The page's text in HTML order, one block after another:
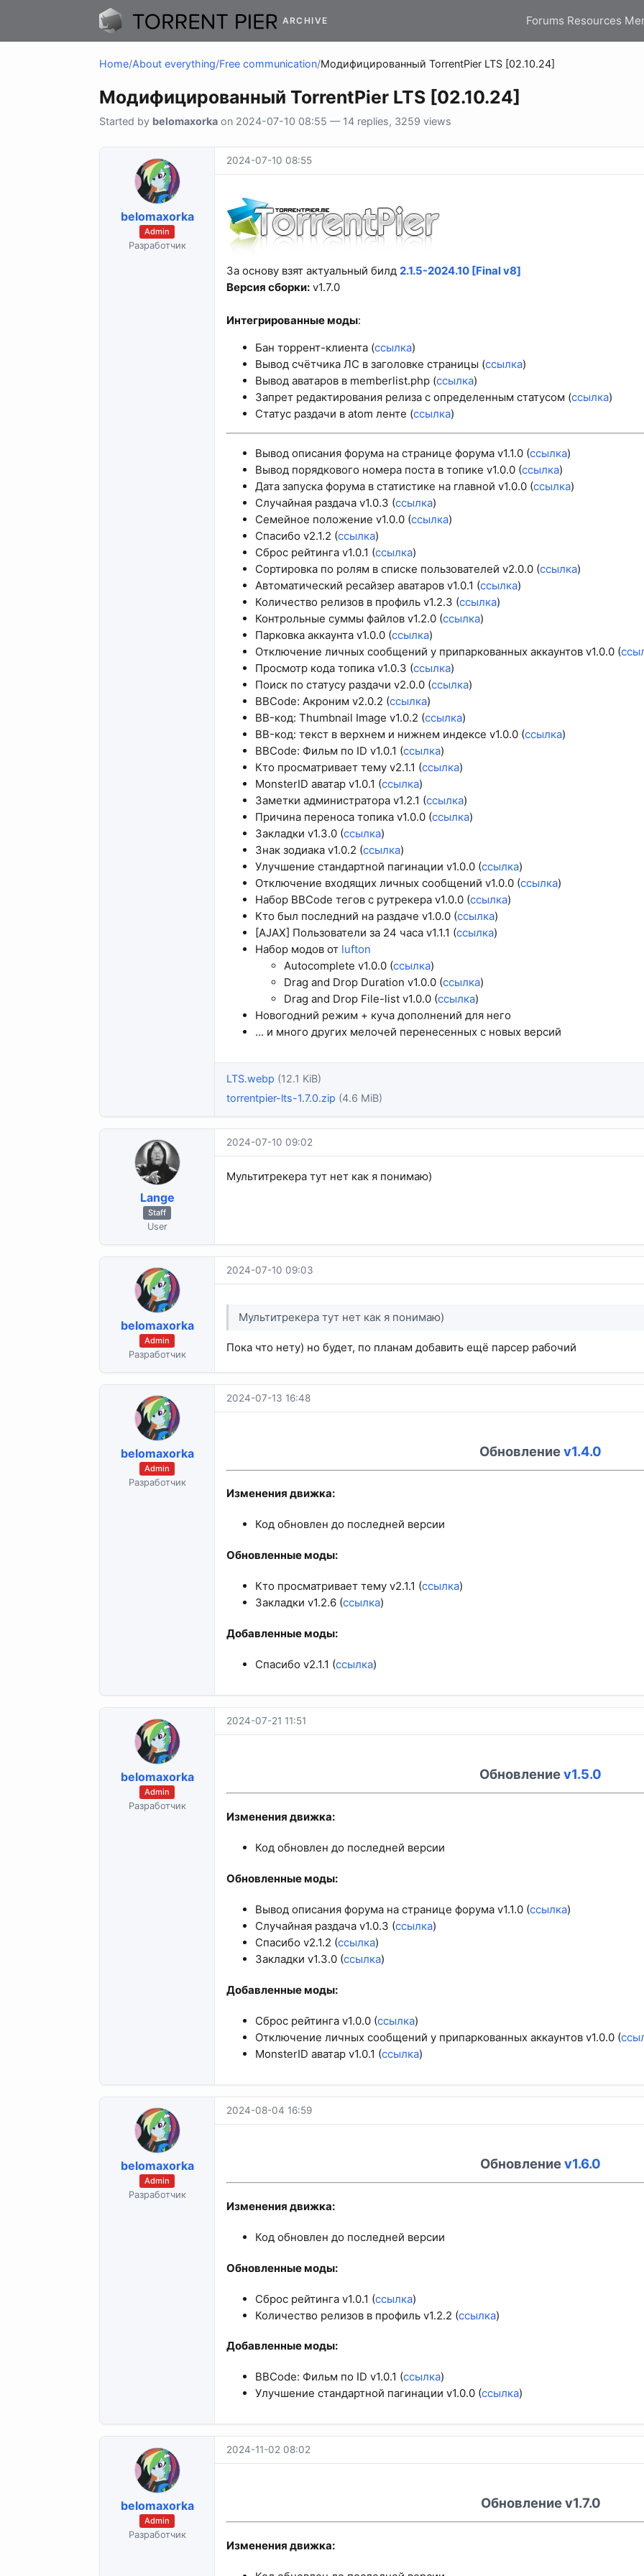
ARCHIVE Forums Resources
Home/About everything/Free communication/Модифицированный TorrentPier LTS [02.10.24]
Модифицированный TorrentPier LTS [02.10.24]
Started by belomaxorka on 2024-07-10 08:55 — 14 replies, 3259 views
belomaxorka
Admin
Разработчик
2024-07-10 08:55
За основу взят актуальный билд 2.1.5-2024.10 [Final v8]
Версия сборки: v1.7.0
Интегрированные моды:
Бан торрент-клиента (ссылка)
Вывод счётчика ЛС в заголовке страницы (ссылка)
Вывод аватаров в memberlist.php (ссылка)
Запрет редактирования релиза с определенным статусом (ссылка)
Статус раздачи в atom ленте (ссылка)
Вывод описания форума на странице форума v1.1.0 (ссылка)
Вывод порядкового номера поста в топике v1.0.0 (ссылка)
Дата запуска форума в статистике на главной v1.0.0 (ссылка)
Случайная раздача v1.0.3 (ссылка)
Семейное положение v1.0.0 (ссылка)
Спасибо v2.1.2 (ссылка)
Сброс рейтинга v1.0.1 (ссылка)
Сортировка по ролям в списке пользователей v2.0.0 (ссылка)
Автоматический ресайзер аватаров v1.0.1 (ссылка)
Количество релизов в профиль v1.2.3 (ссылка)
Контрольные суммы файлов v1.2.0 (ссылка)
Парковка аккаунта v1.0.0 (ссылка)
Отключение личных сообщений у припаркованных аккаунтов v1.0.0 (
Просмотр кода топика v1.0.3 (ссылка)
Поиск по статусу раздачи v2.0.0 (ссылка)
BBCode: Акроним v2.0.2 (ссылка)
BB-код: Thumbnail Image v1.0.2 (ссылка)
BB-код: текст в верхнем и нижнем индексе v1.0.0 (ссылка)
BBCode: Фильм по ID v1.0.1 (ссылка)
Кто просматривает тему v2.1.1 (ссылка)
MonsterID аватар v1.0.1 (ссылка)
Заметки администратора v1.2.1 (ссылка)
Причина переноса топика v1.0.0 (ссылка)
Закладки v1.3.0 (ссылка)
Знак зодиака v1.0.2 (ссылка)
Улучшение стандартной пагинации v1.0.0 (ссылка)
Отключение входящих личных сообщений v1.0.0 (ссылка)
Набор BBCode тегов с рутрекера v1.0.0 (ссылка)
Кто был последний на раздаче v1.0.0 (ссылка)
[AJAX] Пользователи за 24 часа v1.1.1 (ссылка)
Набор модов от lufton
Autocomplete v1.0.0 (ссылка)
Drag and Drop Duration v1.0.0 (ссылка)
Drag and Drop File-list v1.0.0 (ссылка)
Новогодний режим + куча дополнений для него
... и много других мелочей перенесенных с новых версий
LTS.webp (12.1 KiB)
torrentpier-lts-1.7.0.zip (4.6 MiB)
Lange
Staff
User
2024-07-10 09:02
Мультитрекера тут нет как я понимаю)
belomaxorka
Admin
Разработчик
2024-07-10 09:03
Мультитрекера тут нет как я понимаю)
Пока что нету) но будет, по планам добавить ещё парсер рабочий
belomaxorka
Admin
Разработчик
2024-07-13 16:48
Обновлениеv1.4.0
Изменения движка:​
Код обновлен до последней версии
Обновленные моды:​
Кто просматривает тему v2.1.1 (ссылка)
Закладки v1.2.6 (ссылка)
Добавленные моды:​
Спасибо v2.1.1 (ссылка)
belomaxorka
Admin
Разработчик
2024-07-21 11:51
Обновлениеv1.5.0
Изменения движка:​
Код обновлен до последней версии
Обновленные моды:​
Вывод описания форума на странице форума v1.1.0 (ссылка)
Случайная раздача v1.0.3 (ссылка)
Спасибо v2.1.2 (ссылка)
Закладки v1.3.0 (ссылка)
Добавленные моды:​
Сброс рейтинга v1.0.0 (ссылка)
Отключение личных сообщений у припаркованных аккаунтов v1.0.0 (
MonsterID аватар v1.0.1 (ссылка)
belomaxorka
Admin
Разработчик
2024-08-04 16:59
Обновлениеv1.6.0
Изменения движка:​
Код обновлен до последней версии
Обновленные моды:​
Сброс рейтинга v1.0.1 (ссылка)
Количество релизов в профиль v1.2.2 (ссылка)
Добавленные моды:​
BBCode: Фильм по ID v1.0.1 (ссылка)
Улучшение стандартной пагинации v1.0.0 (ссылка)
belomaxorka
Admin
Разработчик
2024-11-02 08:02
Обновление v1.7.0
Изменения движка:​